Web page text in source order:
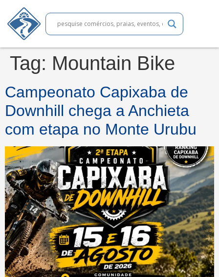
Tag: Mountain Bike
Campeonato Capixaba de
Downhill chega a Anchieta
com etapa no Monte Urubu